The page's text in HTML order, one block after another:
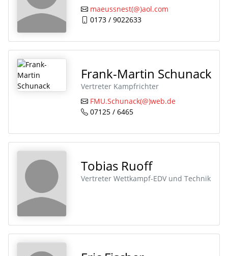
maeussnest(@)aol.com
0173 / 9022633
Frank-Martin Schunack
Vertreter Kampfrichter
FMU.Schunack(@)web.de
07125 / 6465
Tobias Ruoff
Vertreter Wettkampf-EDV und Technik